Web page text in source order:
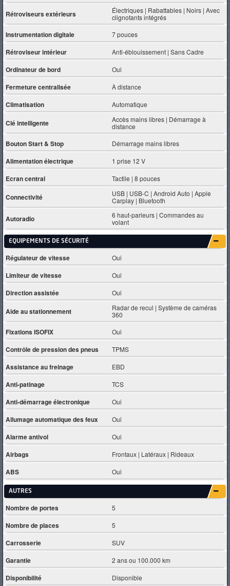
Rétroviseurs extérieurs
Électriques | Rabattables | Noirs | Avec
clignotants intégrés
Instrumentation digitale 7 pouces
Rétroviseur intérieur Anti-éblouissement | Sans Cadre
Ordinateur de bord Oui
Fermeture centralisée À distance
Climatisation Automatique
Clé intelligente
Accès mains libres | Démarrage à
distance
Bouton Start & Stop Démarrage mains libres
Alimentation électrique 1 prise 12 V
Ecran central Tactile | 8 pouces
Connectivité
USB | USB-C | Android Auto | Apple
Carplay | Bluetooth
Autoradio
6 haut-parleurs | Commandes au
volant
EQUIPEMENTS DE SÉCURITÉ
Régulateur de vitesse Oui
Limiteur de vitesse Oui
Direction assistée Oui
Aide au stationnement
Radar de recul | Système de caméras
360
Fixations ISOFIX Oui
Contrôle de pression des pneus TPMS
Assistance au freinage EBD
Anti-patinage TCS
Anti-démarrage électronique Oui
Allumage automatique des feux Oui
Alarme antivol Oui
Airbags Frontaux | Latéraux | Rideaux
ABS Oui
AUTRES
Nombre de portes 5
Nombre de places 5
Carrosserie SUV
Garantie 2 ans ou 100.000 km
Disponibilité Disponible